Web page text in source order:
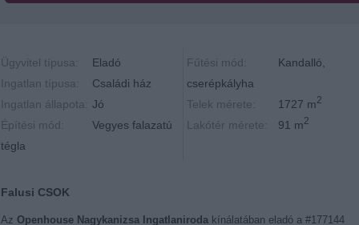
Ügyvitel típusa:
Eladó
Ingatlan típusa:
Családi ház
Ingatlan állapota:
Jó
Építési mód:
Vegyes falazatú
tégla
Fűtési mód:
Kandalló,
cserépkályha
Telek mérete:
1727 m2
Lakótér mérete: 91 m2
Falusi CSOK
Az Openhouse Nagykanizsa Ingatlaniroda kínálatában eladó a #177144